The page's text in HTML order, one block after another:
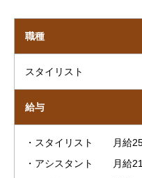
職種
スタイリスト
給与
・スタイリスト 月給
・アシスタント 月給